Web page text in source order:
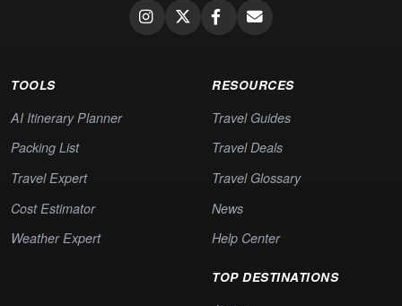
TOOLS
AI Itinerary Planner
Packing List
Travel Expert
Cost Estimator
Weather Expert
RESOURCES
Travel Guides
Travel Deals
Travel Glossary
News
Help Center
TOP DESTINATIONS